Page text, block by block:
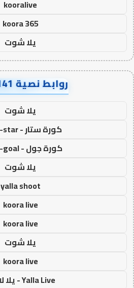
kooralive
koora 365
يلا شوت
روابط نصية AA90141
يلا شوت
كورة ستار - koora-star
كورة جول - koora-goal
يلا شوت
yalla shoot
koora live
koora live
يلا شوت
koora live
Yalla Live - يلا لايف